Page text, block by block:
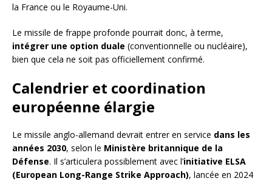
la France ou le Royaume-Uni.
Le missile de frappe profonde pourrait donc, à terme,
intégrer une option duale (conventionnelle ou nucléaire),
bien que cela ne soit pas officiellement confirmé.
Calendrier et coordination
européenne élargie
Le missile anglo-allemand devrait entrer en service dans les
années 2030, selon le Ministère britannique de la
Défense. Il s’articulera possiblement avec l’initiative ELSA
(European Long-Range Strike Approach), lancée en 2024